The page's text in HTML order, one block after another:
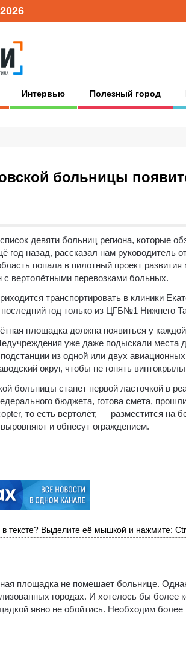
Интервью Полезный город
больницы
девяти больниц региона, которые
год назад, рассказал нам руководитель
попала в пилотный проект
с вертолётными перевозками больных.
транспортировать в клиники
год только из ЦГБ№1 Нижнего
площадка должна появиться у
уже даже подыскали места
из одной или двух
округ, чтобы не гонять
больницы станет первой ласточкой в
бюджета, готова смета,
то есть вертолёт, — разместится на
и обнесут ограждением.
тексте? Выделите её мышкой и нажмите:
площадка не помешает больнице.
городах. И хотелось бы более
явно не обойтись. Необходим